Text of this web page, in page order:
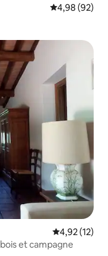
Évaluation
4,98 (92)
Évaluation
4,92 (12)
Maison coloniale romantique entre bois et campagne